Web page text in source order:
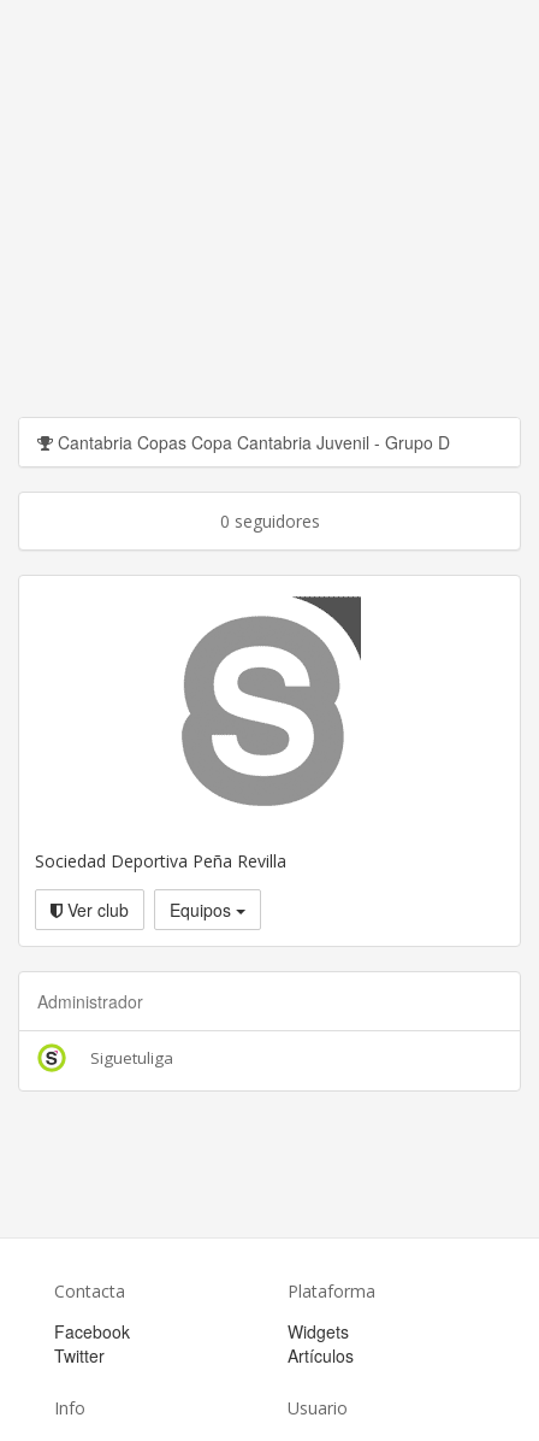
Cantabria Copas Copa Cantabria Juvenil - Grupo D
0 seguidores
Sociedad Deportiva Peña Revilla
Ver club Equipos
Administrador
Siguetuliga
Contacta
Facebook
Twitter
Plataforma
Widgets
Artículos
Info Usuario